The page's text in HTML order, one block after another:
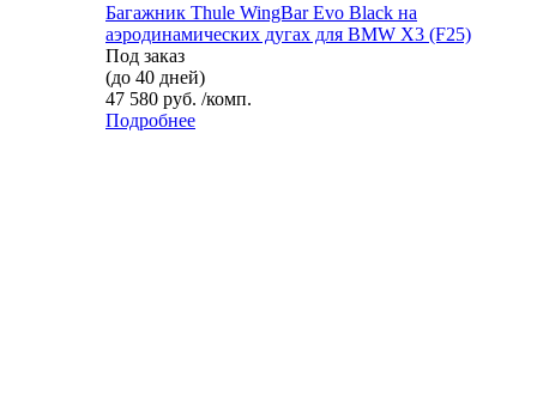
Багажник Thule WingBar Evo Black на
аэродинамических дугах для BMW X3 (F25)
Под заказ
(до 40 дней)
47 580 руб. /комп.
Подробнее